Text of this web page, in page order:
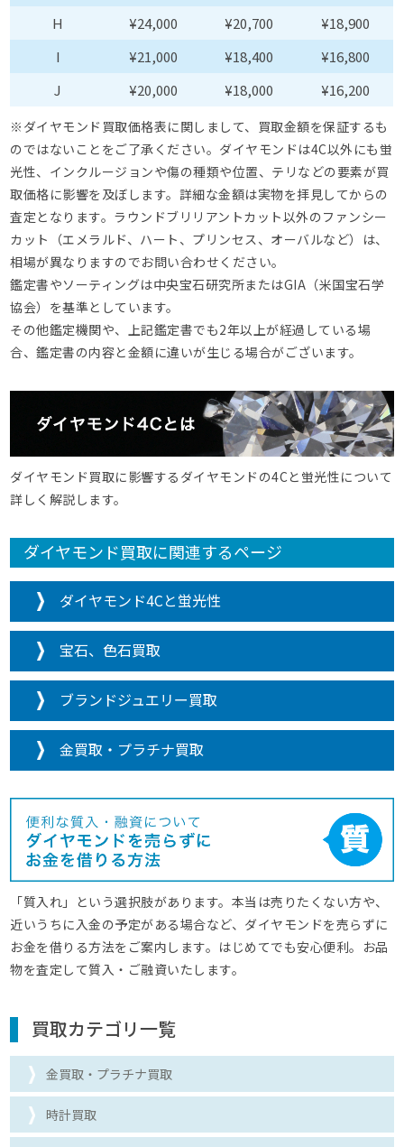
H
¥24,000 ¥20,700
¥18,900
I
¥21,000 ¥18,400
¥16,800
J
¥20,000 ¥18,000 ¥16,200
※ダイヤモンド買取価格表に関しまして、買取金額を保証するも
のではないことをご了承ください。ダイヤモンドは4C以外にも蛍
光性、インクルージョンや傷の種類や位置、テリなどの要素が買
取価格に影響を及ぼします。詳細な金額は実物を拝見してからの
査定となります。ラウンドブリリアントカット以外のファンシー
カット（エメラルド、ハート、プリンセス、オーバルなど）は、
相場が異なりますのでお問い合わせください。
鑑定書やソーティングは中央宝石研究所またはGIA（米国宝石学
協会）を基準としています。
その他鑑定機関や、上記鑑定書でも2年以上が経過している場
合、鑑定書の内容と金額に違いが生じる場合がございます。
ダイヤモンド買取に影響するダイヤモンドの4Cと蛍光性について
詳しく解説します。
ダイヤモンド買取に関連するページ
ダイヤモンド4Cと蛍光性
宝石、色石買取
ブランドジュエリー買取
金買取・プラチナ買取
「質入れ」という選択肢があります。本当は売りたくない方や、
近いうちに入金の予定がある場合など、ダイヤモンドを売らずに
お金を借りる方法をご案内します。はじめてでも安心便利。お品
物を査定して質入・ご融資いたします。
買取カテゴリ一覧
金買取・プラチナ買取
時計買取